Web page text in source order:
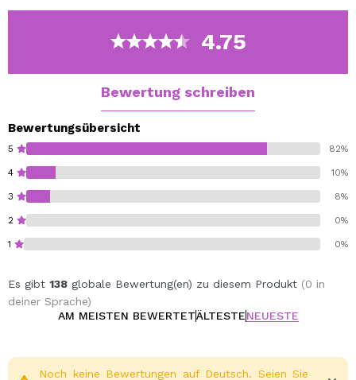
4.75
Bewertung schreiben
Bewertungsübersicht
5 82%
4 10%
3 8%
2 0%
1 0%
Es gibt 138 globale Bewertung(en) zu diesem Produkt (0 in
deiner Sprache)
AM MEISTEN BEWERTETÄLTESTENEUESTE
Noch keine Bewertungen auf Deutsch. Seien Sie